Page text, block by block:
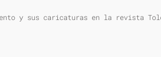
y sus caricaturas en la revista